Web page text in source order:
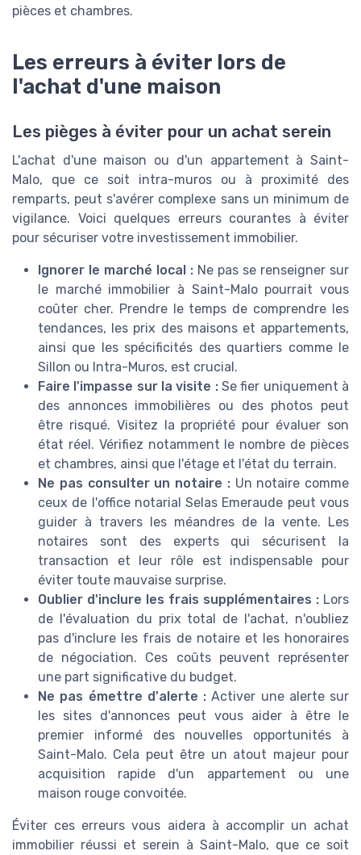
pièces et chambres.
Les erreurs à éviter lors de
l'achat d'une maison
Les pièges à éviter pour un achat serein
L'achat d'une maison ou d'un appartement à Saint-
Malo, que ce soit intra-muros ou à proximité des
remparts, peut s'avérer complexe sans un minimum de
vigilance. Voici quelques erreurs courantes à éviter
pour sécuriser votre investissement immobilier.
Ignorer le marché local : Ne pas se renseigner sur
le marché immobilier à Saint-Malo pourrait vous
coûter cher. Prendre le temps de comprendre les
tendances, les prix des maisons et appartements,
ainsi que les spécificités des quartiers comme le
Sillon ou Intra-Muros, est crucial.
Faire l'impasse sur la visite :Se fier uniquement à
des annonces immobilières ou des photos peut
être risqué. Visitez la propriété pour évaluer son
état réel. Vérifiez notamment le nombre de pièces
et chambres, ainsi que l'étage et l'état du terrain.
Ne pas consulter un notaire :Un notaire comme
ceux de l'office notarial Selas Emeraude peut vous
guider à travers les méandres de la vente. Les
notaires sont des experts qui sécurisent la
transaction et leur rôle est indispensable pour
éviter toute mauvaise surprise.
Oublier d'inclure les frais supplémentaires : Lors
de l'évaluation du prix total de l'achat, n'oubliez
pas d'inclure les frais de notaire et les honoraires
de négociation. Ces coûts peuvent représenter
une part significative du budget.
Ne pas émettre d'alerte : Activer une alerte sur
les sites d'annonces peut vous aider à être le
premier informé des nouvelles opportunités à
Saint-Malo. Cela peut être un atout majeur pour
acquisition rapide d'un appartement ou une
maison rouge convoitée.
Éviter ces erreurs vous aidera à accomplir un achat
immobilier réussi et serein à Saint-Malo, que ce soit